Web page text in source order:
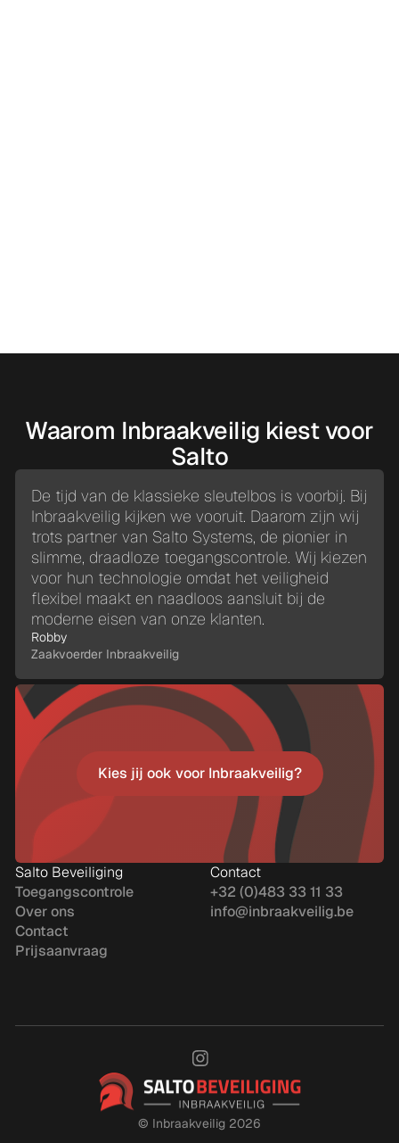
Waarom Inbraakveilig kiest voor
Salto
De tijd van de klassieke sleutelbos is voorbij. Bij
Inbraakveilig kijken we vooruit. Daarom zijn wij
trots partner van Salto Systems, de pionier in
slimme, draadloze toegangscontrole. Wij kiezen
voor hun technologie omdat het veiligheid
flexibel maakt en naadloos aansluit bij de
moderne eisen van onze klanten.
Robby
Zaakvoerder Inbraakveilig
Kies jij ook voor Inbraakveilig?
Kies jij ook voor Inbraakveilig?
Salto Beveiliging
Toegangscontrole
Over ons
Contact
Prijsaanvraag
Contact
+32 (0)483 33 11 33
info@inbraakveilig.be
© Inbraakveilig 2026